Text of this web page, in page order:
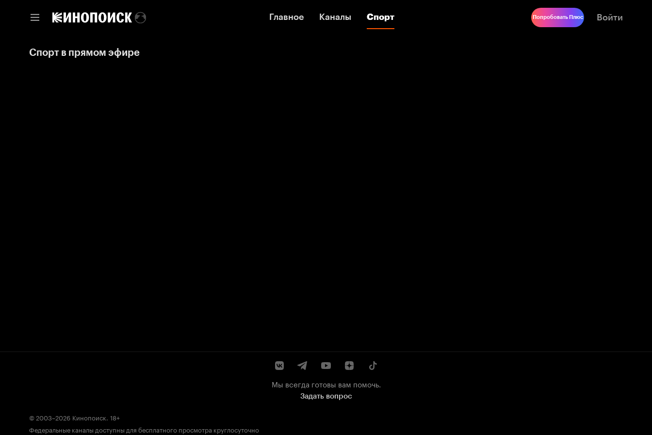
Главное Каналы Спорт
Главное Каналы Спорт Попробовать Плюс Войти
Спорт в прямом эфире
Мы всегда готовы вам помочь.
Задать вопрос
© 2003–2026 Кинопоиск. 18+
Федеральные каналы доступны для бесплатного просмотра круглосуточно